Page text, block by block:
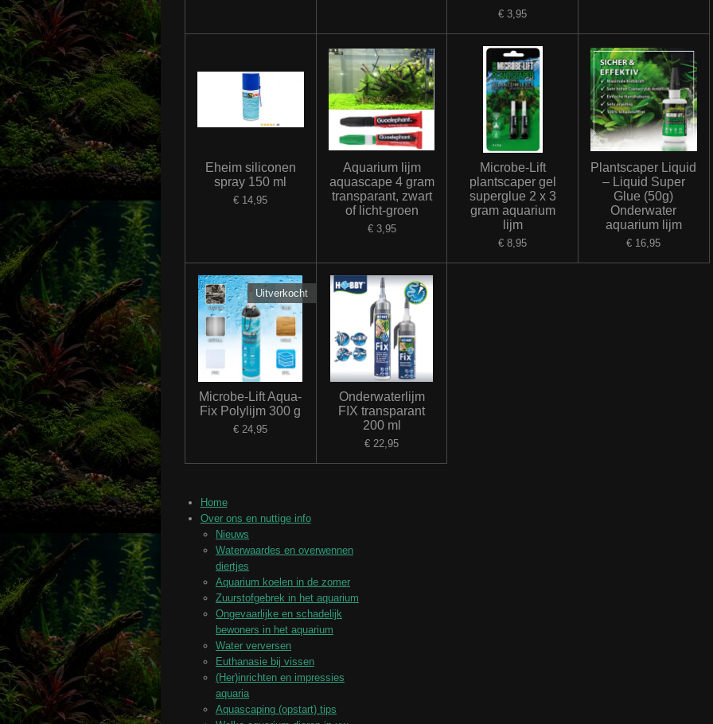
€ 3,95
Eheim siliconen
spray 150 ml
€ 14,95
Aquarium lijm
aquascape 4 gram
transparant, zwart
of licht-groen
€ 3,95
Microbe-Lift
plantscaper gel
superglue 2 x 3
gram aquarium
lijm
€ 8,95
Plantscaper Liquid
– Liquid Super
Glue (50g)
Onderwater
aquarium lijm
€ 16,95
Uitverkocht
Microbe-Lift Aqua-
Fix Polylijm 300 g
€ 24,95
Onderwaterlijm
FIX transparant
200 ml
€ 22,95
Home
Over ons en nuttige info
Nieuws
Waterwaardes en overwennen
diertjes
Aquarium koelen in de zomer
Zuurstofgebrek in het aquarium
Ongevaarlijke en schadelijk
bewoners in het aquarium
Water verversen
Euthanasie bij vissen
(Her)inrichten en impressies
aquaria
Aquascaping (opstart) tips